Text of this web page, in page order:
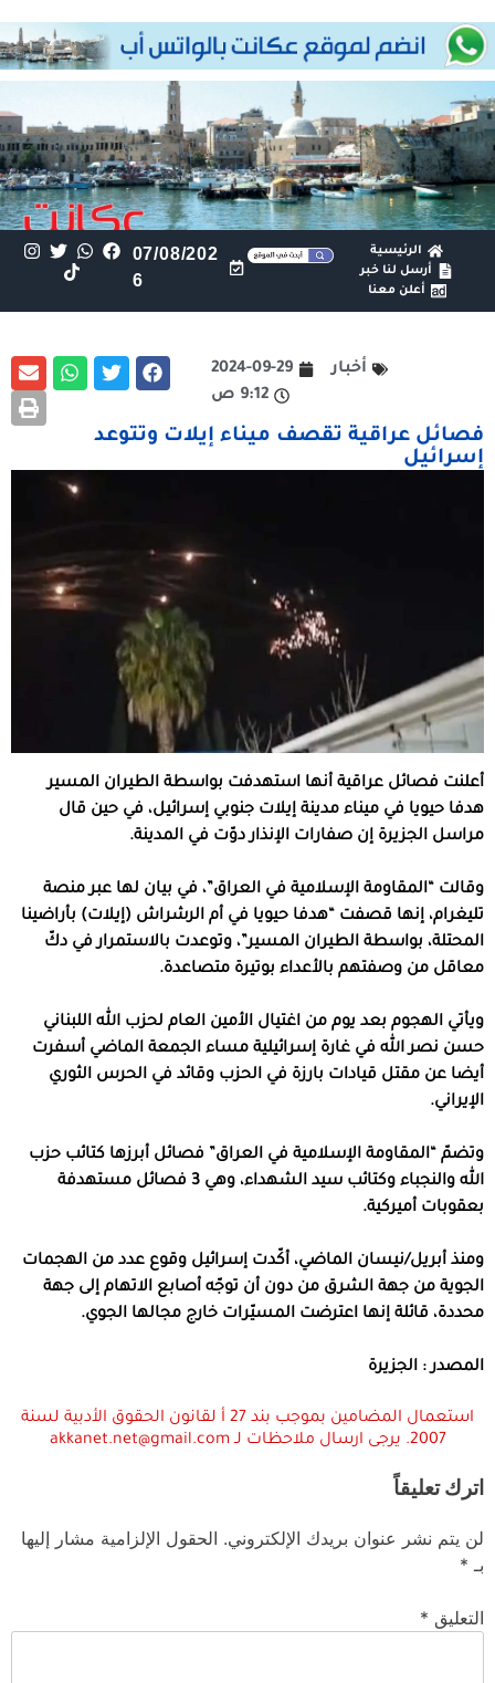
الرئيسية
أرسل لنا خبر
أعلن معنا
07/08/202
6
أخبار
2024-09-29
9:12 ص
فصائل عراقية تقصف ميناء إيلات وتتوعد
إسرائيل
أعلنت فصائل عراقية أنها استهدفت بواسطة الطيران المسير
هدفا حيويا في ميناء مدينة إيلات جنوبي إسرائيل، في حين قال
مراسل الجزيرة إن صفارات الإنذار دوّت في المدينة.
وقالت “المقاومة الإسلامية في العراق”، في بيان لها عبر منصة
تليغرام، إنها قصفت “هدفا حيويا في أم الرشراش (إيلات) بأراضينا
المحتلة، بواسطة الطيران المسير”، وتوعدت بالاستمرار في دكّ
معاقل من وصفتهم بالأعداء بوتيرة متصاعدة.
ويأتي الهجوم بعد يوم من اغتيال الأمين العام لحزب الله اللبناني
حسن نصر الله في غارة إسرائيلية مساء الجمعة الماضي أسفرت
أيضا عن مقتل قيادات بارزة في الحزب وقائد في الحرس الثوري
الإيراني.
وتضمّ “المقاومة الإسلامية في العراق” فصائل أبرزها كتائب حزب
الله والنجباء وكتائب سيد الشهداء، وهي 3 فصائل مستهدفة
بعقوبات أميركية.
ومنذ أبريل/نيسان الماضي، أكّدت إسرائيل وقوع عدد من الهجمات
الجوية من جهة الشرق من دون أن توجّه أصابع الاتهام إلى جهة
محددة، قائلة إنها اعترضت المسيّرات خارج مجالها الجوي.
المصدر : الجزيرة
استعمال المضامين بموجب بند 27 أ لقانون الحقوق الأدبية لسنة
2007. يرجى ارسال ملاحظات لـ akkanet.net@gmail.com
اترك تعليقاً
لن يتم نشر عنوان بريدك الإلكتروني. الحقول الإلزامية مشار إليها
بـ *
التعليق *